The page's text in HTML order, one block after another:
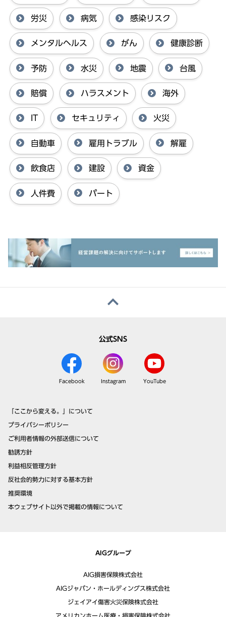
労災 病気 感染リスク
メンタルヘルス がん 健康診断
予防 水災 地震 台風
賠償 ハラスメント 海外
IT セキュリティ 火災
自動車 雇用トラブル 解雇
飲食店 建設 資金
人件費 パート
公式SNS
Facebook Instagram YouTube
「ここから変える。」について
プライバシーポリシー
ご利用者情報の外部送信について
勧誘方針
利益相反管理方針
反社会的勢力に対する基本方針
推奨環境
本ウェブサイト以外で掲載の情報について
AIGグループ
AIG損害保険株式会社
AIGジャパン・ホールディングス株式会社
ジェイアイ傷害火災保険株式会社
アメリカンホーム医療・損害保険株式会社